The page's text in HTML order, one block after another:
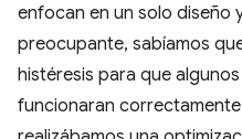
enfocan en un solo diseño
preocupante, sabíamos
histéresis para que
funcionaran